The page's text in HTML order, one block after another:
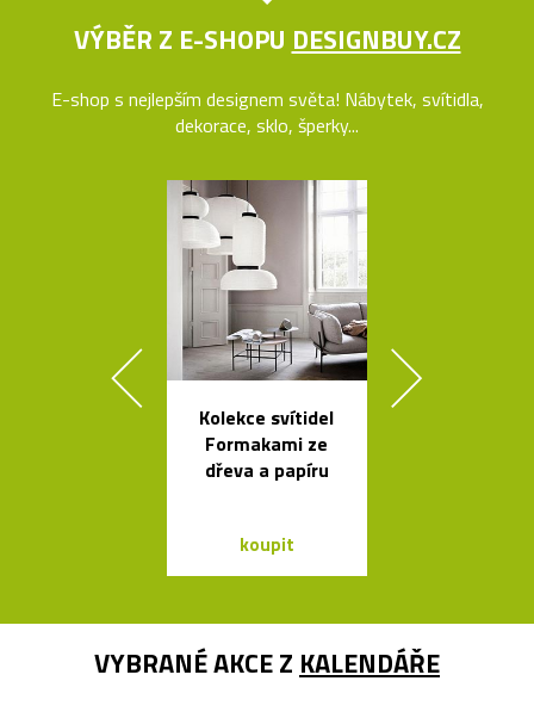
VÝBĚR Z E-SHOPU DESIGNBUY.CZ
E-shop s nejlepším designem světa! Nábytek, svítidla,
dekorace, sklo, šperky...
Kolekce svítidel
Formakami ze
dřeva a papíru
koupit
VYBRANÉ AKCE Z KALENDÁŘE